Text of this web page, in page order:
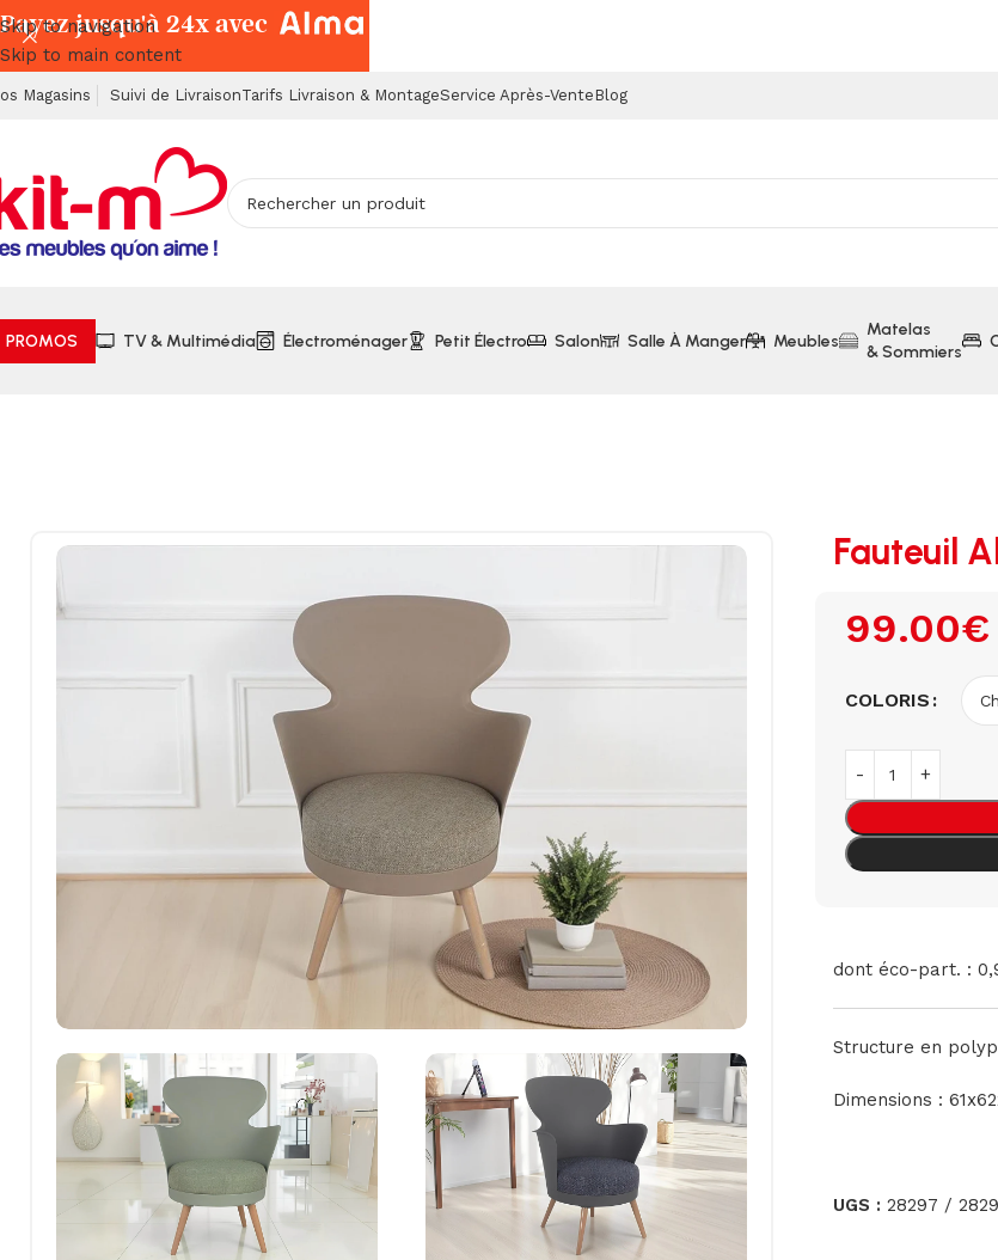
Skip to navigation
Skip to main content
Magasins Suivi de LivraisonTarifs Livraison & MontageService Après-Vente Blog
PROMOS TV & Multimédia Électroménager Petit Électro Salon Salle À Manger Meubles
Matelas
& Sommiers
Fauteuil
99.00€
COLORIS
dont éco-part. :
Structure en
Dimensions :
UGS : 28297 /
Payez jusqu'à 24x avec